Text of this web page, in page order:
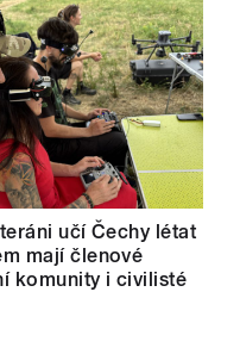
učí Čechy létat
mají členové
komunity i civilisté